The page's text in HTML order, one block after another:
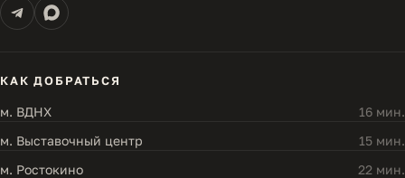
КАК ДОБРАТЬСЯ
м. ВДНХ
16 мин.
м. Выставочный центр
15 мин.
м. Ростокино
22 мин.